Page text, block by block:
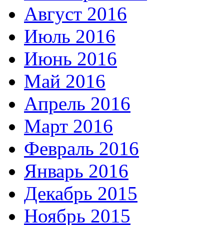
Август 2016
Июль 2016
Июнь 2016
Май 2016
Апрель 2016
Март 2016
Февраль 2016
Январь 2016
Декабрь 2015
Ноябрь 2015